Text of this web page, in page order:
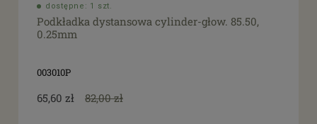
dostępne: 1 szt.
Podkładka dystansowa cylinder-głow. 85.50,
0.25mm
003010P
65,60 zł 82,00 zł